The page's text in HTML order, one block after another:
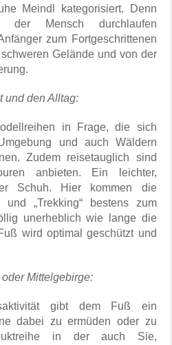
Meindl kategorisiert. Denn
der Mensch durchlaufen
zum Fortgeschrittenen
Gelände und von der
und den Alltag:
in Frage, die sich
und auch Wäldern
Zudem reisetauglich sind
anbieten. Ein leichter,
Schuh. Hier kommen die
und „Trekking“ bestens zum
unerheblich wie lange die
wird optimal geschützt und
Mittelgebirge:
gibt dem Fuß ein
dabei zu ermüden oder zu
in der auch Sie,